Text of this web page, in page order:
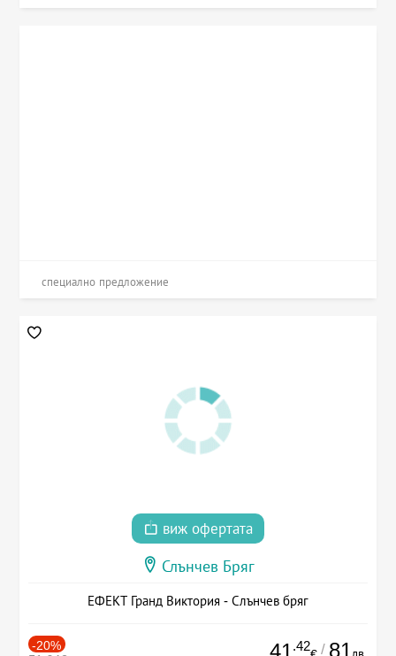
специално предложение
виж офертата
Слънчев Бряг
ЕФЕКТ Гранд Виктория - Слънчев бряг
-20% 41 .42 / 81